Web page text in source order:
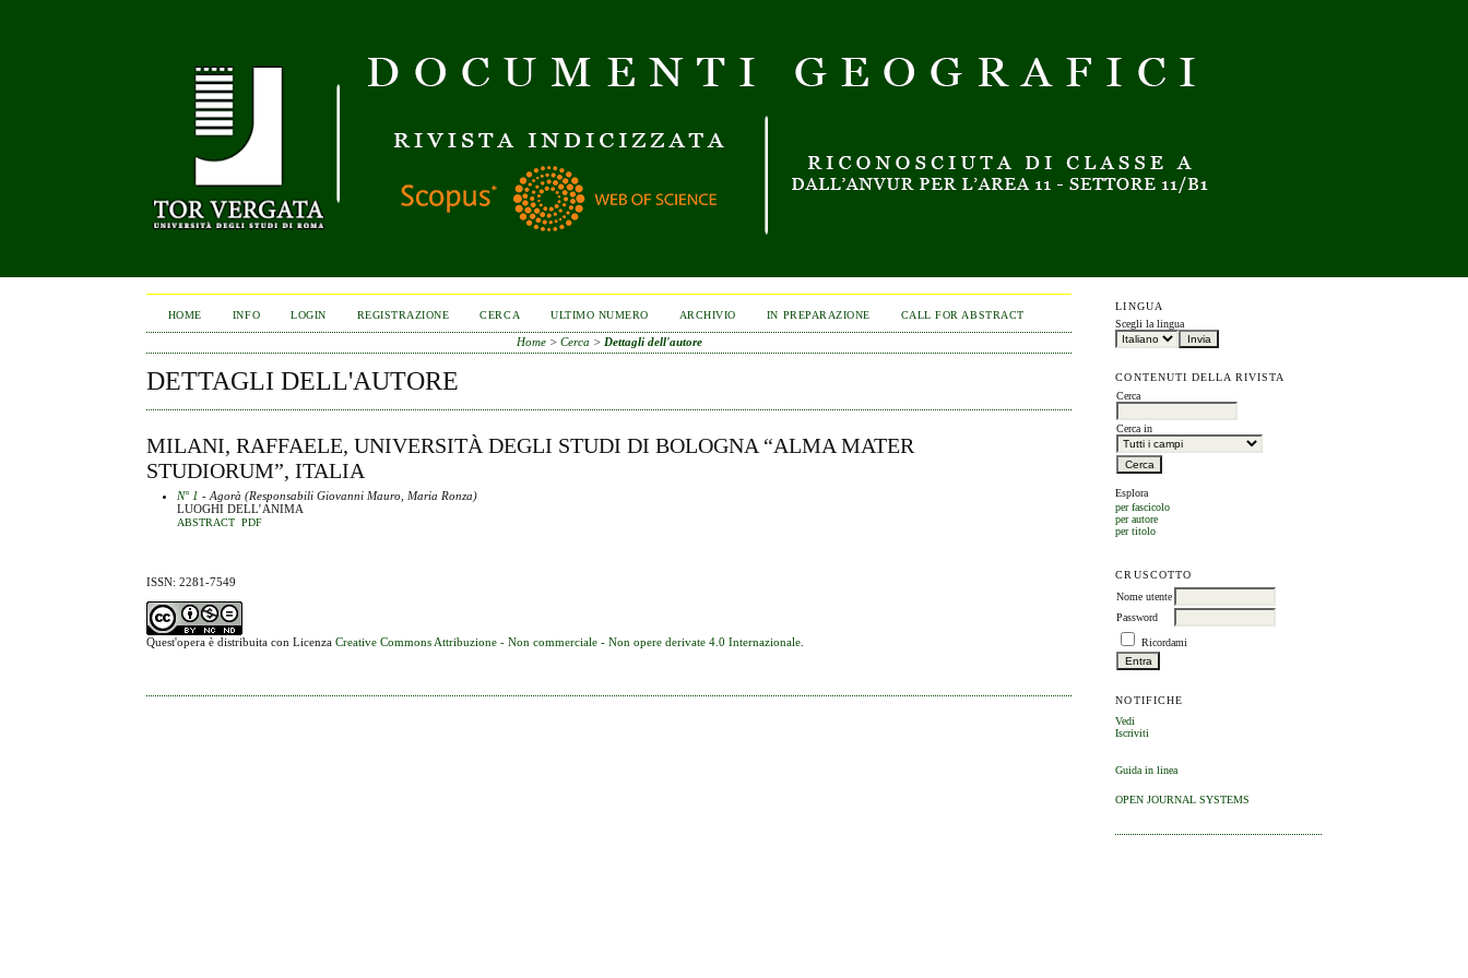
LINGUA
Scegli la lingua
CONTENUTI DELLA RIVISTA
Cerca
Cerca in
Esplora
per fascicolo
per autore
per titolo
CRUSCOTTO
Nome utente
Password
Ricordami
NOTIFICHE
Vedi
Iscriviti
Guida in linea
OPEN JOURNAL SYSTEMS
HOME INFO LOGIN REGISTRAZIONE CERCA ULTIMO NUMERO ARCHIVIO IN PREPARAZIONE CALL FOR ABSTRACT
Home> Cerca > Dettagli dell'autore
DETTAGLI DELL'AUTORE
MILANI, RAFFAELE, UNIVERSITÀ DEGLI STUDI DI BOLOGNA “ALMA MATER
STUDIORUM”, ITALIA
N° 1 - Agorà (Responsabili Giovanni Mauro, Maria Ronza)
LUOGHI DELL’ANIMA
ABSTRACT PDF
ISSN: 2281-7549
Quest'opera è distribuita con LicenzaCreative Commons Attribuzione - Non commerciale - Non opere derivate 4.0 Internazionale